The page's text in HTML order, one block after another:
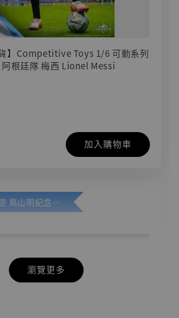
貨】Competitive Toys 1/6 可動系列
根廷隊 梅西 Lionel Messi
加入購物車
加購優惠【悟空 鳥山明紀念款 [奇蹟工作室]】
瀏覽更多